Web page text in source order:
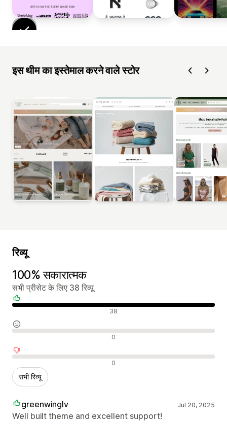
इस थीम का इस्तेमाल करने वाले स्टोर
रिव्यू
100% सकारात्मक
सभी प्रीसेट के लिए 38 रिव्यू
सकारात्मक रिव्यू 38
न्यूट्रल रिव्यू 0
नकारात्मक रिव्यू 0
सभी रिव्यू
greenwinglv Jul 20, 2025
Well built theme and excellent support!